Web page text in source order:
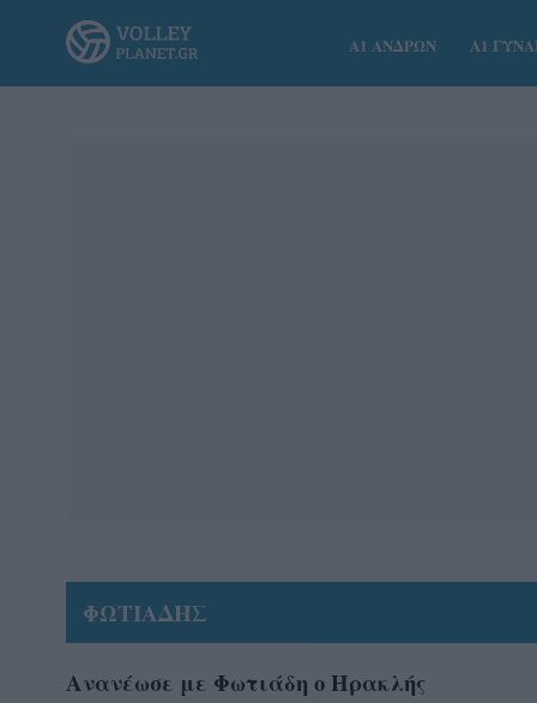
Α1 ΑΝΔΡΩΝ Α1
ΦΩΤΙΑΔΗΣ
Ανανέωσε με Φωτιάδη ο Ηρακλής